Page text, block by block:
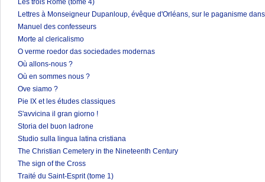
Les trois Rome (tome 4)
Lettres à Monseigneur Dupanloup, évêque d'Orléans, sur le paganisme
Manuel des confesseurs
Morte al clericalismo
O verme roedor das sociedades modernas
Où allons-nous ?
Où en sommes nous ?
Ove siamo ?
Pie IX et les études classiques
S'avvicina il gran giorno !
Storia del buon ladrone
Studio sulla lingua latina cristiana
The Christian Cemetery in the Nineteenth Century
The sign of the Cross
Traité du Saint-Esprit (tome 1)